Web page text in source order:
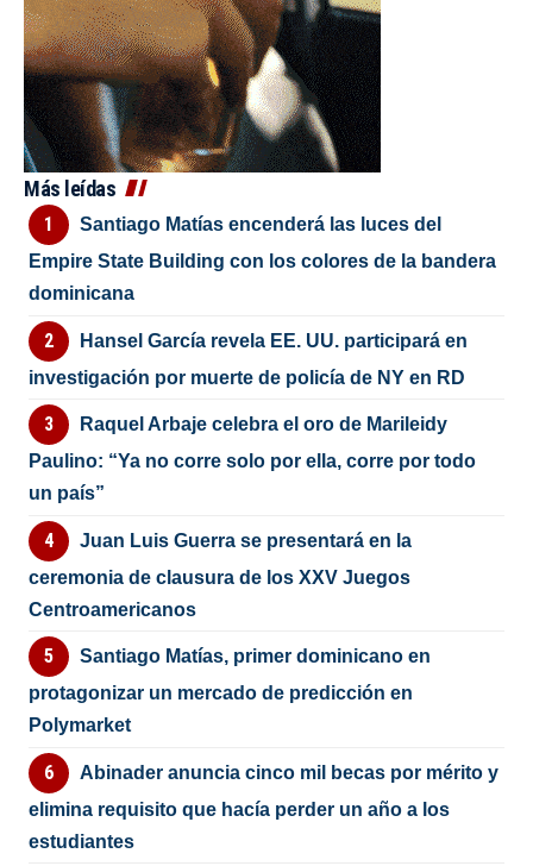
Más leídas
Santiago Matías encenderá las luces del
Empire State Building con los colores de la bandera
dominicana
Hansel García revela EE. UU. participará en
investigación por muerte de policía de NY en RD
Raquel Arbaje celebra el oro de Marileidy
Paulino: “Ya no corre solo por ella, corre por todo
un país”
Juan Luis Guerra se presentará en la
ceremonia de clausura de los XXV Juegos
Centroamericanos
Santiago Matías, primer dominicano en
protagonizar un mercado de predicción en
Polymarket
Abinader anuncia cinco mil becas por mérito y
elimina requisito que hacía perder un año a los
estudiantes